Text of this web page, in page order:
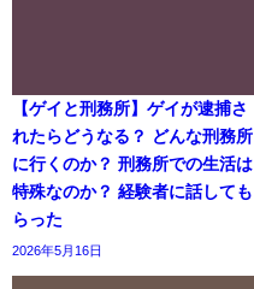
【ゲイと刑務所】ゲイが逮捕さ
れたらどうなる？ どんな刑務所
に行くのか？ 刑務所での生活は
特殊なのか？ 経験者に話しても
らった
2026年5月16日